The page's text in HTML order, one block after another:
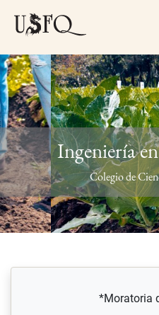
PreviousIngeniería
Colegio de
*Moratoria